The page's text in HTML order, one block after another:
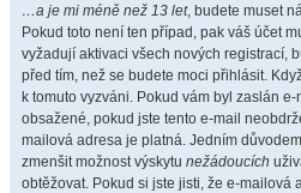
…a je mi méně než 13 let, budete muset
Pokud toto není ten případ, pak váš účet
vyžadují aktivaci všech nových registrací,
před tím, než se budete moci přihlásit.
k tomuto vyzváni. Pokud vám byl zaslán
obsažené, pokud jste tento e-mail
mailová adresa je platná. Jedním
zmenšit možnost výskytu nežádoucích
obtěžovat. Pokud si jste jisti, že e-mailová